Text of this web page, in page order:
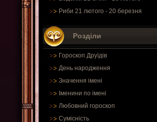
Риби 21 лютого - 20 березня
Розділи
Гороскоп Друїдів
День народження
Значення імені
Іменини по імені
Любовний гороскоп
Сумісність